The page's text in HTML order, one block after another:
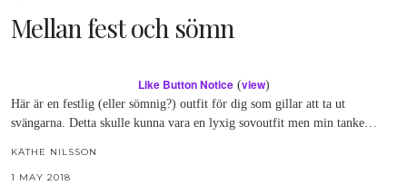
Mellan fest och sömn
Like Button Notice(view)
Här är en festlig (eller sömnig?) outfit för dig som gillar att ta ut
svängarna. Detta skulle kunna vara en lyxig sovoutfit men min tanke…
KÄTHE NILSSON
1 MAY 2018